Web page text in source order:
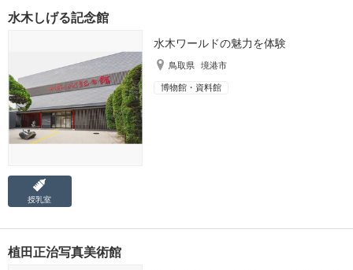
水木しげる記念館
水木ワールドの魅力を体験
鳥取県 境港市
博物館・資料館
授乳室
植田正治写真美術館